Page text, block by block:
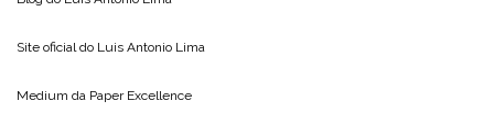
Site oficial do Luis Antonio Lima
Medium da Paper Excellence